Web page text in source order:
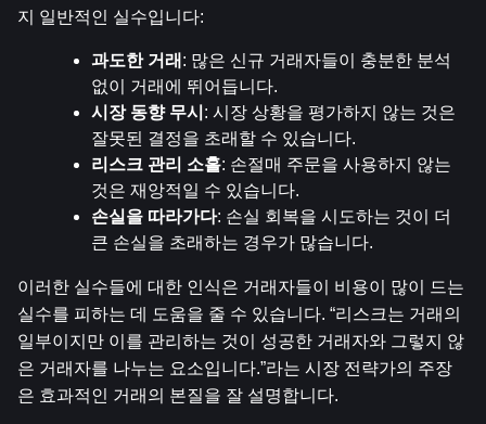
지 일반적인 실수입니다:
과도한 거래 : 많은 신규 거래자들이 충분한 분석
없이 거래에 뛰어듭니다.
시장 동향 무시 : 시장 상황을 평가하지 않는 것은
잘못된 결정을 초래할 수 있습니다.
리스크 관리 소홀: 손절매 주문을 사용하지 않는
것은 재앙적일 수 있습니다.
손실을 따라가다: 손실 회복을 시도하는 것이 더
큰 손실을 초래하는 경우가 많습니다.
이러한 실수들에 대한 인식은 거래자들이 비용이 많이 드는
실수를 피하는 데 도움을 줄 수 있습니다. “리스크는 거래의
일부이지만 이를 관리하는 것이 성공한 거래자와 그렇지 않
은 거래자를 나누는 요소입니다.”라는 시장 전략가의 주장
은 효과적인 거래의 본질을 잘 설명합니다.